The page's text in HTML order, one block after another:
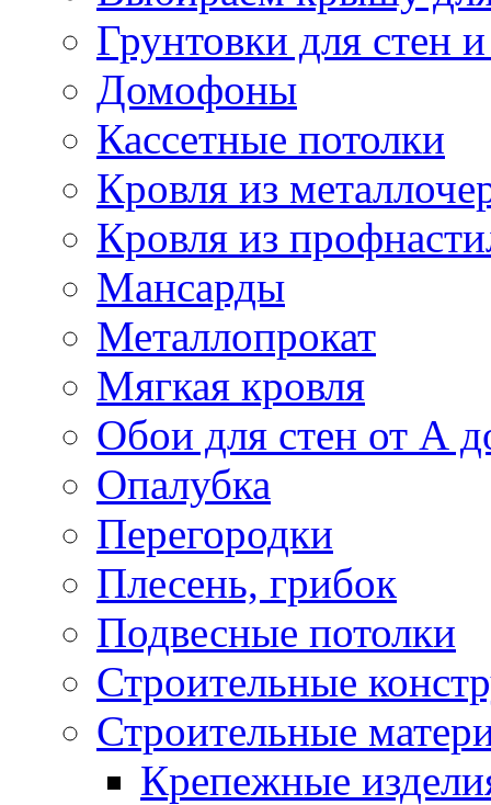
Грунтовки для стен
Домофоны
Кассетные потолки
Кровля из
Кровля из
Мансарды
Металлопрокат
Мягкая кровля
Обои для стен от А
Опалубка
Перегородки
Плесень, грибок
Подвесные потолки
Строительные
Строительные
Крепежные